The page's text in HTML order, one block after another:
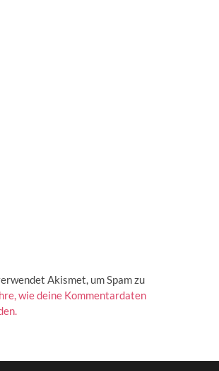
Akismet, um Spam zu
wie deine Kommentardaten